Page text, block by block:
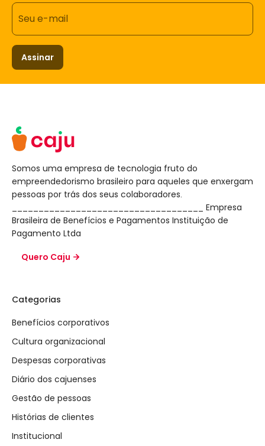
Seu e-mail
Assinar
Somos uma empresa de tecnologia fruto do
empreendedorismo brasileiro para aqueles que enxergam
pessoas por trás dos seus colaboradores.
____________________________________ Empresa
Brasileira de Benefícios e Pagamentos Instituição de
Pagamento Ltda
Quero Caju
Categorias
Benefícios corporativos
Cultura organizacional
Despesas corporativas
Diário dos cajuenses
Gestão de pessoas
Histórias de clientes
Institucional